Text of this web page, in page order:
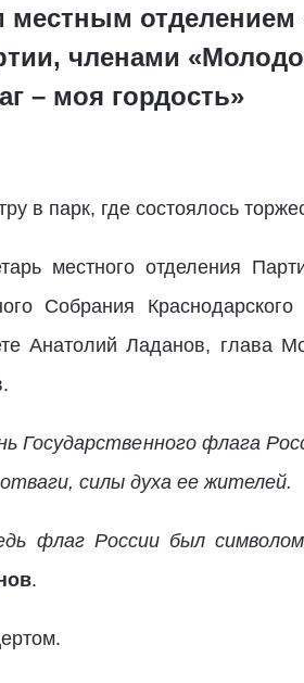
местным
членами
– моя гордость»
в парк, где состоялось
местного отделения
Собрания Краснодарского
Анатолий Ладанов, глава
Государственного флага
силы духа ее жителей.
флаг России был
.